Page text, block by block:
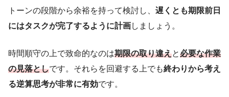
トーンの段階から余裕を持って検討し、 遅くとも期限前日
にはタスクが完了するように計画しましょう。
時間順守の上で致命的なのは期限の取り違えと必要な作業
の見落としです。それらを回避する上でも終わりから考え
る逆算思考が非常に有効です。